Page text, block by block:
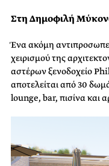
Στη Δημοφιλή
Ένα ακόμη
χειρισμού της
αστέρων ξενοδοχείο
αποτελείται από 30
lounge, bar, πισίνα και